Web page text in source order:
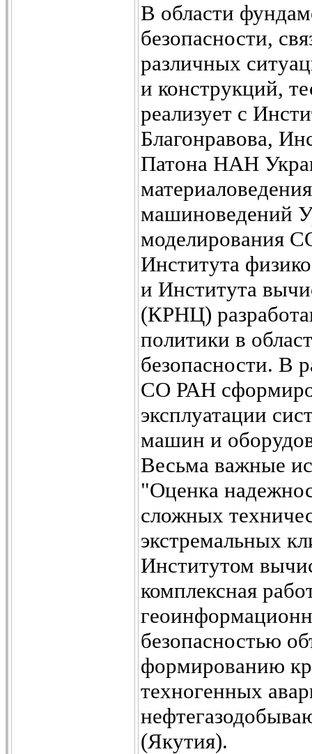
В области
безопасности,
различных
и конструкций,
реализует с
Благонравова,
Патона НАН
машиноведений
моделирования
Института
и Института
(КРНЦ)
политики в
безопасности. В
СО РАН
эксплуатации
машин и
Весьма важные
"Оценка
сложных
экстремальных
Институтом
комплексная
безопасностью
формированию
техногенных
(Якутия).